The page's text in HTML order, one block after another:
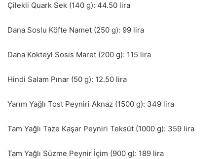
Çilekli Quark Sek (140 g): 44.50 lira
Dana Soslu Köfte Namet (250 g): 99 lira
Dana Kokteyl Sosis Maret (200 g): 115 lira
Hindi Salam Pınar (50 g): 12.50 lira
Yarım Yağlı Tost Peyniri Aknaz (1500 g): 349 lira
Tam Yağlı Taze Kaşar Peyniri Teksüt (1000 g): 359 lira
Tam Yağlı Süzme Peynir İçim (900 g): 189 lira